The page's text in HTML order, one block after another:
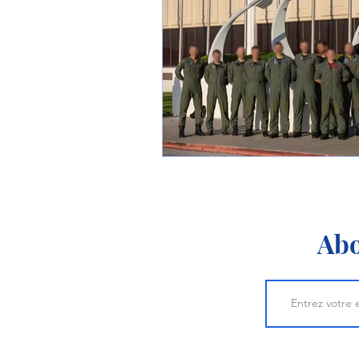
1 er avril Motorisation
Shenyang J-35
Airbus H145M